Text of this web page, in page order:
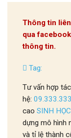
Thông tin
qua
thông tin.
Tag:
Tư vấn hợp
hệ:
cao SINH
dựng mô hình
và tỉ lệ thành